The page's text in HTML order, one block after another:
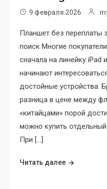
9 февраля 2026
Планшет без переплаты
поиск Многие
сначала на линейку iPad
начинают
достойные устройства.
разница в цене между
«китайцами» порой
можно купить
При […]
Читать далее